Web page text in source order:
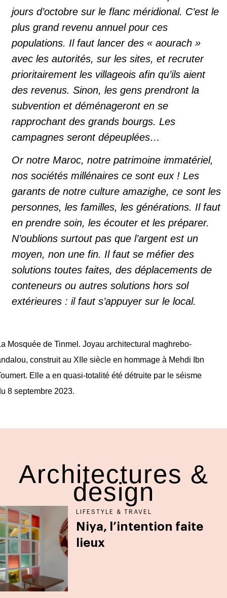
jours d’octobre sur le flanc méridional. C’est le
plus grand revenu annuel pour ces
populations. Il faut lancer des « aourach »
avec les autorités, sur les sites, et recruter
prioritairement les villageois afin qu’ils aient
des revenus. Sinon, les gens prendront la
subvention et déménageront en se
rapprochant des grands bourgs. Les
campagnes seront dépeuplées…
Or notre Maroc, notre patrimoine immatériel,
nos sociétés millénaires ce sont eux ! Les
garants de notre culture amazighe, ce sont les
personnes, les familles, les générations. Il faut
en prendre soin, les écouter et les préparer.
N’oublions surtout pas que l’argent est un
moyen, non une fin. Il faut se méfier des
solutions toutes faites, des déplacements de
conteneurs ou autres solutions hors sol
extérieures : il faut s’appuyer sur le local.
Mosquée de Tinmel. Joyau architectural maghrebo-
construit au XIIe siècle en hommage à Mehdi Ibn
Elle a en quasi-totalité été détruite par le séisme
8 septembre 2023.
Architectures &
design
LIFESTYLE & TRAVEL
Niya, l’intention faite
lieux